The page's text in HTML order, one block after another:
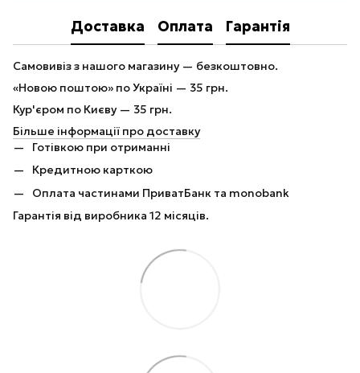
Доставка Оплата Гарантія
Самовивіз з нашого магазину — безкоштовно.
«Новою поштою» по Україні — 35 грн.
Кур'єром по Києву — 35 грн.
Більше інформації про доставку
Готівкою при отриманні
Кредитною карткою
Оплата частинами ПриватБанк та monobank
Гарантія від виробника 12 місяців.